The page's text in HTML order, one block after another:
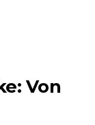
Von